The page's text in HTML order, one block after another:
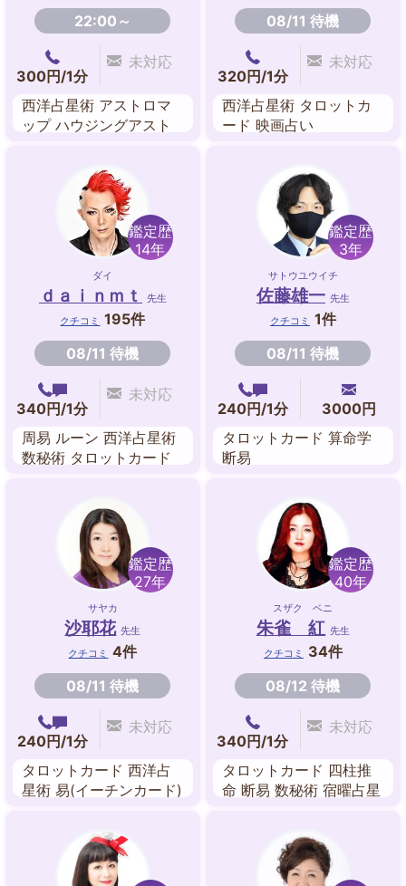
22:00～
300円/1分
未対応
西洋占星術 アストロマ
ップ ハウジングアスト
ジオマンシー 紫微斗数
08/11 待機
320円/1分
未対応
西洋占星術 タロットカ
ード 映画占い
鑑定歴
14年
ダイ
ｄａｉｎｍｔ 先生
クチコミ
195件
08/11 待機
340円/1分
未対応
周易 ルーン 西洋占星術
数秘術 タロットカード
鑑定歴
3年
サトウユウイチ
佐藤雄一 先生
クチコミ 1件
08/11 待機
240円/1分
3000円
タロットカード 算命学
断易
鑑定歴
27年
サヤカ
沙耶花 先生
クチコミ
4件
08/11 待機
240円/1分
未対応
タロットカード 西洋占
星術 易(イーチンカード)
鑑定歴
40年
スザク ベニ
朱雀 紅 先生
クチコミ
34件
08/12 待機
340円/1分
未対応
タロットカード 四柱推
命 断易 数秘術 宿曜占星